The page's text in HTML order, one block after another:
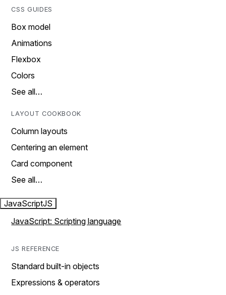
CSS GUIDES
Box model
Animations
Flexbox
Colors
See all…
LAYOUT COOKBOOK
Column layouts
Centering an element
Card component
See all…
JavaScriptJS
JavaScript: Scripting language
JS REFERENCE
Standard built-in objects
Expressions & operators